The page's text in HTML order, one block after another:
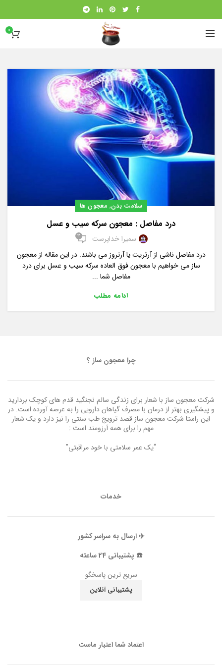
0
سلامت بدن, معجون ها
درد مفاصل : معجون سرکه سیب و عسل
سمیرا خداپرست 3
درد مفاصل ناشی از آرتریت یا آرتروز می باشند. در این مقاله از معجون
ساز می خواهیم با معجون فوق العاده سرکه سیب و عسل برای درد
مفاصل شما ...
ادامه مطلب
چرا معجون ساز ؟
شرکت معجون ساز با شعار برای زندگی سالم نجنگید قدم های کوچک بردارید
و پیشگیری بهتر از درمان با مصرف گیاهان دارویی را به عرصه آورده است. در
این راستا شرکت معجون ساز قصد ترویج طب سنتی را نیز دارد و یک شعار
مهم را برای همه آرزومند است :
“یک عمر سلامتی با خود مراقبتی”
خدمات
✈️ ارسال به سراسر کشور
☎️ پشتیبانی 24 ساعته
سریع ترین پاسخگو
پشتیبانی آنلاین
اعتماد شما اعتبار ماست